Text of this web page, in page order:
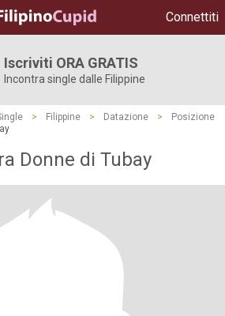
Connettiti
Iscriviti ORA GRATIS
Incontra single dalle Filippine
> Filippine > Datazione >
Posizione
Donne di Tubay